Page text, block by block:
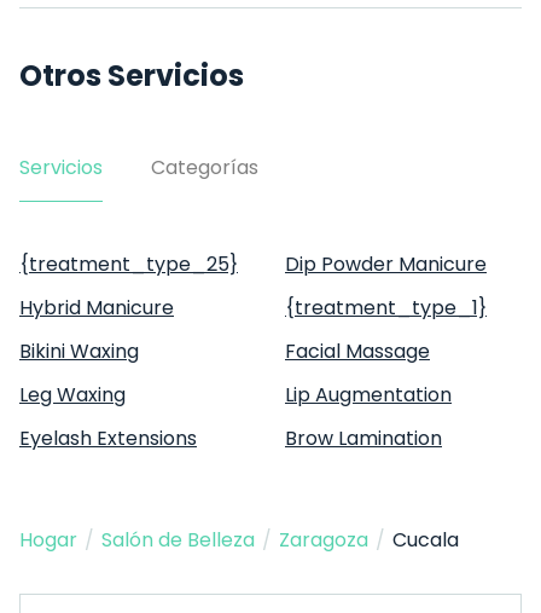
Otros Servicios
Servicios Categorías
{treatment_type_25}
Dip Powder Manicure
Hybrid Manicure
{treatment_type_1}
Bikini Waxing
Facial Massage
Leg Waxing
Lip Augmentation
Eyelash Extensions
Brow Lamination
Hogar / Salón de Belleza / Zaragoza / Cucala